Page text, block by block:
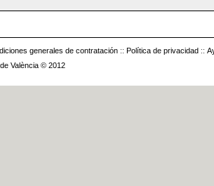
generales de contratación :: Política de privacidad ::
València © 2012